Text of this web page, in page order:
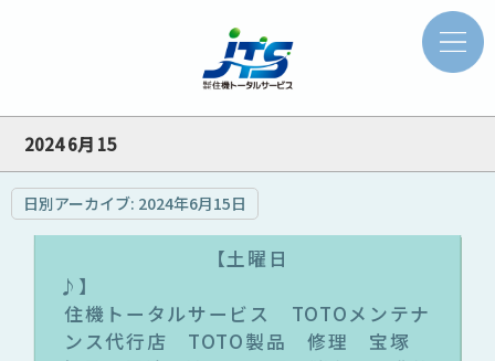
2024 6月 15
日別アーカイブ: 2024年6月15日
【土曜日
住機トータルサービス TOTOメンテナ
ンス代行店 TOTO製品 修理 宝塚